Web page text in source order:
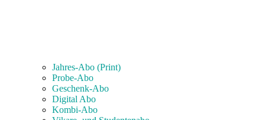
Jahres-Abo (Print)
Probe-Abo
Geschenk-Abo
Digital Abo
Kombi-Abo